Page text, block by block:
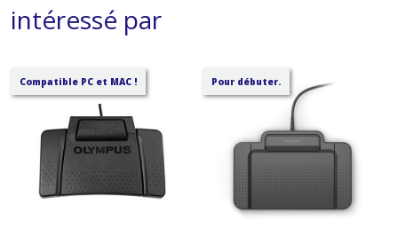
intéressé par
Compatible PC et MAC ! Pour débuter.